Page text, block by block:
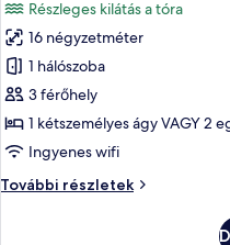
további
részletei
összes
képének
megtekintése:
Standard
szoba
kétszemélyes
részleges
Részleges kilátás a tóra
16 négyzetméter
1 hálószoba
3 férőhely
1 kétszemélyes ágy VAGY 2
Ingyenes wifi
További részletek
Standard